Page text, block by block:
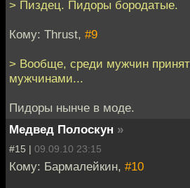
> Пиздец. Пидоры бородатые.
Кому: Thrust, #9
> Вообще, среди мужчин
мужчинами...
Пидоры нынче в моде.
Медвед Полоскун »
#15 | 09.09.10 23:15
Кому: Бармалейкин, #10